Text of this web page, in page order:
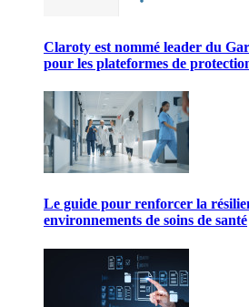
Claroty est nommé leader du
pour les plateformes de
Le guide pour renforcer la
environnements de soins de santé